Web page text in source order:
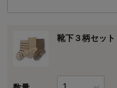
靴下３柄セット